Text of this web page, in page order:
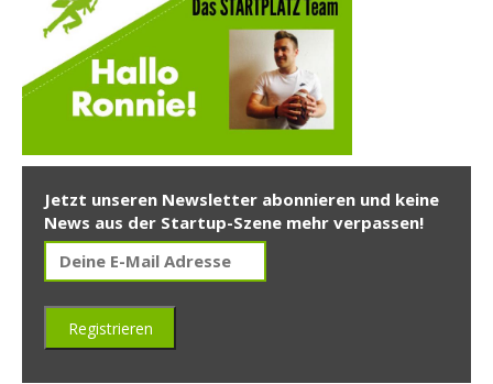
Jetzt unseren Newsletter abonnieren und keine
News aus der Startup-Szene mehr verpassen!